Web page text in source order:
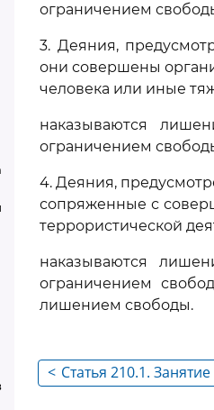
ограничением
3. Деяния,
они совершены
человека или иные
наказываются
ограничением
4. Деяния,
сопряженные с
террористической
наказываются
ограничением
лишением свободы.
< Статья 210.1.